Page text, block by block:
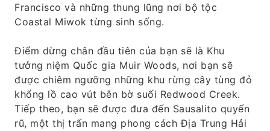
Francisco và những thung lũng nơi bộ tộc
Coastal Miwok từng sinh sống.
Điểm dừng chân đầu tiên của bạn sẽ là Khu
tưởng niệm Quốc gia Muir Woods, nơi bạn sẽ
được chiêm ngưỡng những khu rừng cây tùng đỏ
khổng lồ cao vút bên bờ suối Redwood Creek.
Tiếp theo, bạn sẽ được đưa đến Sausalito quyến
rũ, một thị trấn mang phong cách Địa Trung Hải